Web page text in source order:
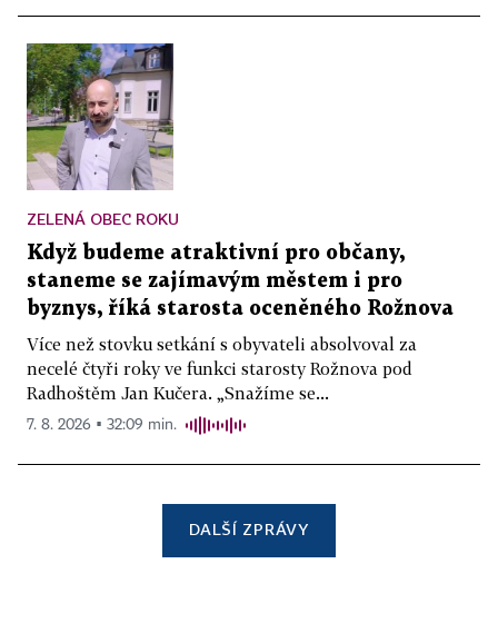
ZELENÁ OBEC ROKU
Když budeme atraktivní pro občany,
staneme se zajímavým městem i pro
byznys, říká starosta oceněného Rožnova
Více než stovku setkání s obyvateli absolvoval za
necelé čtyři roky ve funkci starosty Rožnova pod
Radhoštěm Jan Kučera. „Snažíme se...
7. 8. 2026 ▪ 32:09 min.
DALŠÍ ZPRÁVY